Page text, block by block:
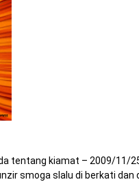
tentang kiamat – 2009/11/
smoga slalu di berkati